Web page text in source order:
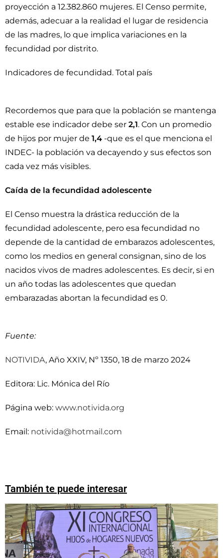
proyección a 12.382.860 mujeres. El Censo permite,
además, adecuar a la realidad el lugar de residencia
de las madres, lo que implica variaciones en la
fecundidad por distrito.
Indicadores de fecundidad. Total país
Recordemos que para que la población se mantenga
estable ese indicador debe ser 2,1. Con un promedio
de hijos por mujer de 1,4 -que es el que menciona el
INDEC- la población va decayendo y sus efectos son
cada vez más visibles.
Caída de la fecundidad adolescente
El Censo muestra la drástica reducción de la
fecundidad adolescente, pero esa fecundidad no
depende de la cantidad de embarazos adolescentes,
como los medios en general consignan, sino de los
nacidos vivos de madres adolescentes. Es decir, si en
un año todas las adolescentes que quedan
embarazadas abortan la fecundidad es 0.
Fuente:
NOTIVIDA, Año XXIV, Nº 1350, 18 de marzo 2024
Editora: Lic. Mónica del Río
Página web: www.notivida.org
Email: notivida@hotmail.com
También te puede interesar